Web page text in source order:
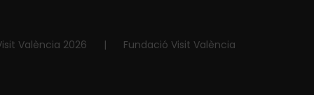
València 2026 | Fundació Visit València